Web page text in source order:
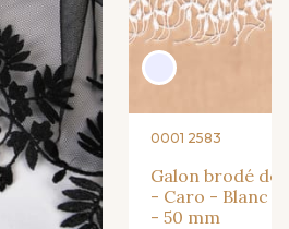
0001 2583
Galon brodé de
- Caro - Blanc
- 50 mm